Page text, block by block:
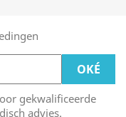
gekwalificeerde
advies.